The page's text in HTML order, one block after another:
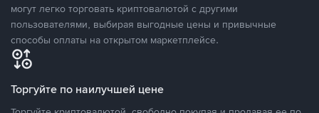
могут легко торговать криптовалютой с другими
пользователями, выбирая выгодные цены и привычные
способы оплаты на открытом маркетплейсе.
Торгуйте по наилучшей цене